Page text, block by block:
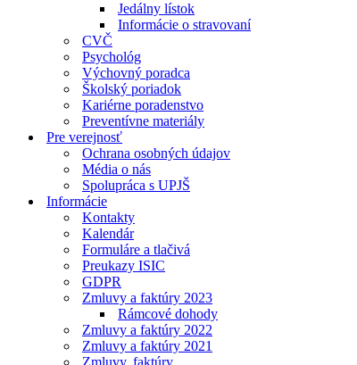
Jedálny lístok
Informácie o stravovaní
CVČ
Psychológ
Výchovný poradca
Školský poriadok
Kariérne poradenstvo
Preventívne materiály
Pre verejnosť
Ochrana osobných údajov
Média o nás
Spolupráca s UPJŠ
Informácie
Kontakty
Kalendár
Formuláre a tlačivá
Preukazy ISIC
GDPR
Zmluvy a faktúry 2023
Rámcové dohody
Zmluvy a faktúry 2022
Zmluvy a faktúry 2021
Zmluvy, faktúry